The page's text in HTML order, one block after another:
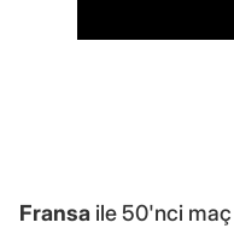
Fransa ile 50'nci maç